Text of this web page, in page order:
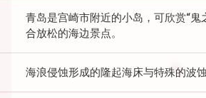
青岛是宫崎市附近的小岛，可欣赏“
合放松的海边景点。
海浪侵蚀形成的隆起海床与特殊的波